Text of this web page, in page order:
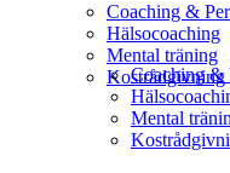
Coaching &
Hälsocoaching
Mental träning
Kostrådgivning
Coaching &
Mental